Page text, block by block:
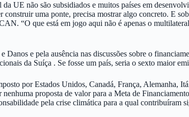
UE não são subsidiados e muitos países em
uma ponte, precisa mostrar algo concreto. E
“O que está em jogo aqui não é apenas o
e pela ausência nas discussões sobre o
da Suíça . Se fosse um país, seria o sexto maior
por Estados Unidos, Canadá, França, Alemanha,
proposta de valor para a Meta de
pela crise climática para a qual contribuíram